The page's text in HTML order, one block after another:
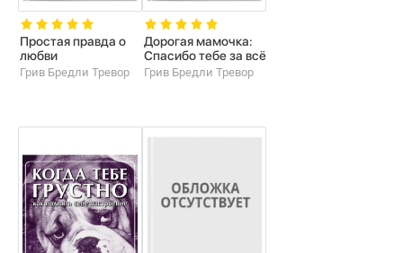
Простая правда о
любви
Грив Бредли Тревор
Дорогая мамочка:
Спасибо тебе за всё
Грив Бредли Тревор